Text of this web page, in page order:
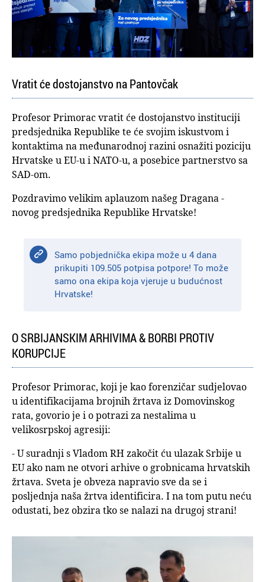
Vratit će dostojanstvo na Pantovčak
Profesor Primorac vratit će dostojanstvo instituciji
predsjednika Republike te će svojim iskustvom i
kontaktima na međunarodnoj razini osnažiti poziciju
Hrvatske u EU-u i NATO-u, a posebice partnerstvo sa
SAD-om.
Pozdravimo velikim aplauzom našeg Dragana -
novog predsjednika Republike Hrvatske!
Samo pobjednička ekipa može u 4 dana
prikupiti 109.505 potpisa potpore! To može
samo ona ekipa koja vjeruje u budućnost
Hrvatske!
O SRBIJANSKIM ARHIVIMA & BORBI PROTIV
KORUPCIJE
Profesor Primorac, koji je kao forenzičar sudjelovao
u identifikacijama brojnih žrtava iz Domovinskog
rata, govorio je i o potrazi za nestalima u
velikosrpskoj agresiji:
- U suradnji s Vladom RH zakočit ću ulazak Srbije u
EU ako nam ne otvori arhive o grobnicama hrvatskih
žrtava. Sveta je obveza napravio sve da se i
posljednja naša žrtva identificira. I na tom putu neću
odustati, bez obzira tko se nalazi na drugoj strani!